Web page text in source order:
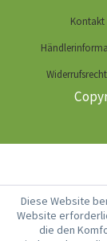
Kontakt
Widerrufsrecht
Diese Website
Website
die den